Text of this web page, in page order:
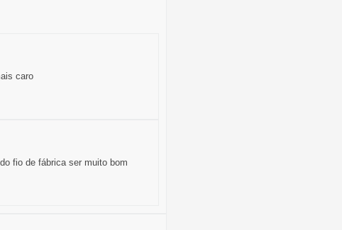
caro
fio de fábrica ser muito bom